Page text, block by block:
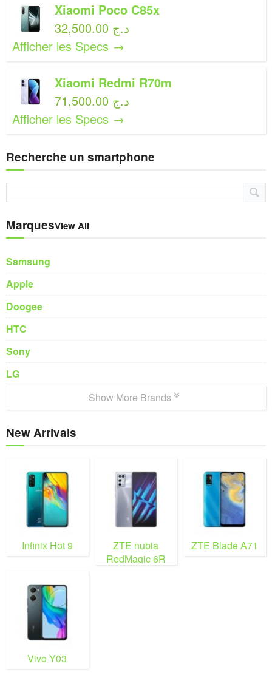
Xiaomi Poco C85x
32,500.00 د.ج
Afficher les Specs →
Xiaomi Redmi R70m
71,500.00 د.ج
Afficher les Specs →
Recherche un smartphone
MarquesView All
Samsung
Apple
Doogee
HTC
Sony
LG
Show More Brands
New Arrivals
Infinix Hot 9
ZTE nubia
RedMagic 6R
ZTE Blade A71
Vivo Y03